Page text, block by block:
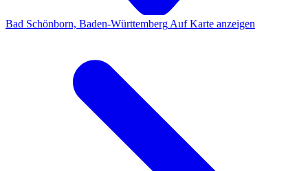
Bad Schönborn, Baden-Württemberg Auf Karte anzeigen